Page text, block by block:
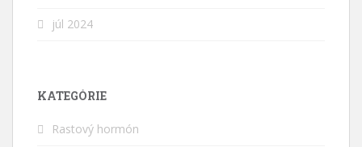
júl 2024
KATEGÓRIE
Rastový hormón